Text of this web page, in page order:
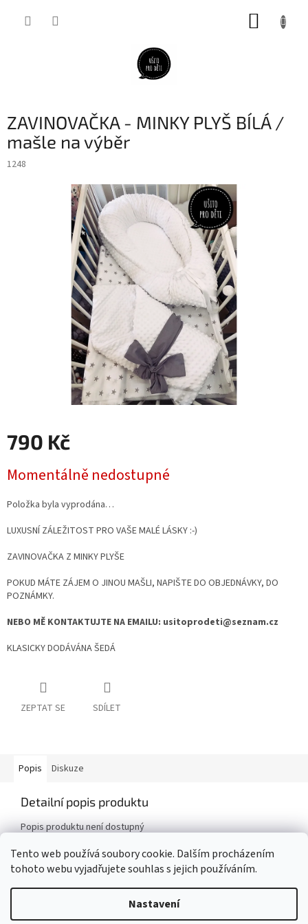
Tento web používá soubory cookie. Dalším procházením
tohoto webu vyjadřujete souhlas s jejich používáním.
Nastavení
ZAVINOVAČKA - MINKY PLYŠ BÍLÁ /
mašle na výběr
1248
790 Kč
cena:
Momentálně nedostupné
Položka byla vyprodána…
LUXUSNÍ ZÁLEŽITOST PRO VAŠE MALÉ LÁSKY :-)
ZAVINOVAČKA Z MINKY PLYŠE
POKUD MÁTE ZÁJEM O JINOU MAŠLI, NAPIŠTE DO OBJEDNÁVKY, DO
POZNÁMKY.
NEBO MĚ KONTAKTUJTE NA EMAILU: usitoprodeti@seznam.cz
KLASICKY DODÁVÁNA ŠEDÁ
ZEPTAT SE SDÍLET
Popis Diskuze
Detailní popis produktu
Popis produktu není dostupný
Vytvořil Shoptet